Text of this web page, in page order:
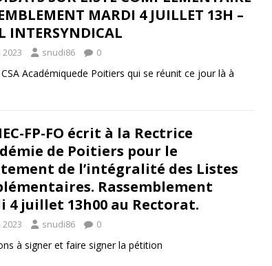
MARDI 4 JUILLET 13H –
INTERSYNDICAL
snudi86 0
Académiquede Poitiers qui se réunit ce jour là à
FP-FO écrit à la Rectrice
de Poitiers pour le
de l’intégralité des Listes
Rassemblement
4 juillet 13h00 au Rectorat.
snudi86 0
à signer et faire signer la pétition